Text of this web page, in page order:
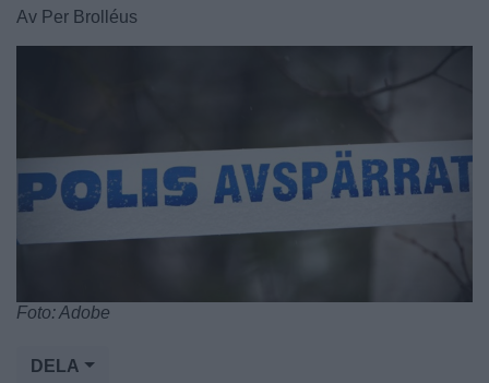
Av Per Brolléus
Foto: Adobe
DELA